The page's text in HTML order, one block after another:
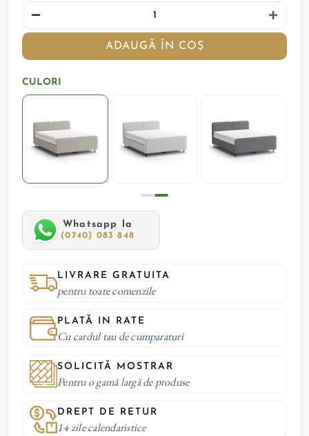
ADAUGĂ ÎN COȘ
CULORI
Whatsapp la
(0740) 083 848
LIVRARE GRATUITA
pentru toate comenzile
PLATĂ IN RATE
Cu cardul tau de cumparaturi
SOLICITĂ MOSTRAR
Pentru o gamă largă de produse
DREPT DE RETUR
14 zile calendaristice